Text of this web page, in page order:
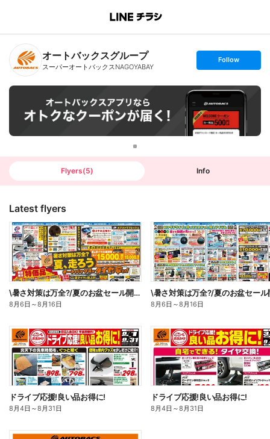
B
n
T
オートバックスグループ
スーパーオートバックスNAGOYABAY
s
t
o
l
o
w
Follow
Flyers(5) Info
Latest flyers
\暑さ対策は万全?/夏のお盆セール開催!
8月6日 ～8月16日 8月6日 ～8月16日
ドライブ応援!良い品お得に!
8月4日 ～8月31日
ドライブ応援!良い品お得に!
8月4日 ～8月31日